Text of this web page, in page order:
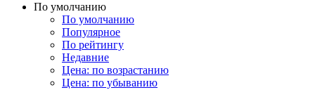
По умолчанию
По умолчанию
Популярное
По рейтингу
Недавние
Цена: по возрастанию
Цена: по убыванию